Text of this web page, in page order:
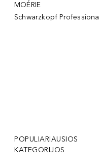
MOÉRIE
Schwarzkopf Professional
POPULIARIAUSIOS
KATEGORIJOS